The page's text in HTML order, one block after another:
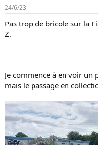
24/6/23
Pas trop de bricole sur la
Z.
Je commence à en voir un
mais le passage en